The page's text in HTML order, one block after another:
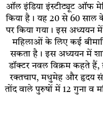
ऑल इंडिया इंस्टीट्यूट ऑफ
किया है। यह 20 से 60
पर किया गया। इस अध्ययन
महिलाओं के लिए कई
सकता है। इस अध्ययन में
डॉक्टर नवल विक्रम कहते
रक्तचाप, मधुमेह और हृदय
तोंद वाले पुरुषों में 12 गुना व